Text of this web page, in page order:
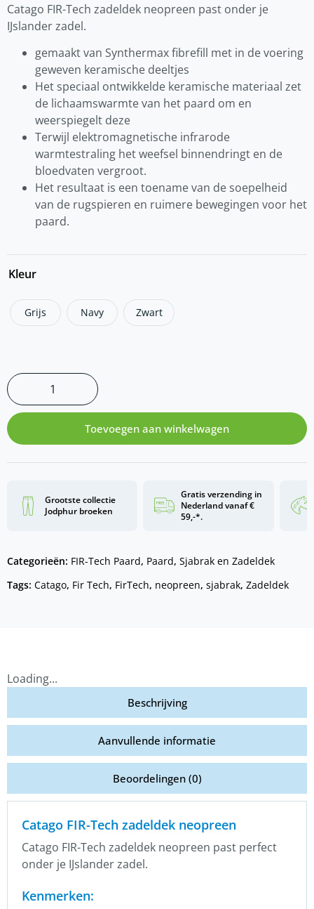
Catago FIR-Tech zadeldek neopreen past onder je
IJslander zadel.
gemaakt van Synthermax fibrefill met in de voering
geweven keramische deeltjes
Het speciaal ontwikkelde keramische materiaal zet
de lichaamswarmte van het paard om en
weerspiegelt deze
Terwijl elektromagnetische infrarode
warmtestraling het weefsel binnendringt en de
bloedvaten vergroot.
Het resultaat is een toename van de soepelheid
van de rugspieren en ruimere bewegingen voor het
paard.
Kleur
Grijs Navy Zwart
Toevoegen aan winkelwagen
Grootste collectie
Jodphur broeken
Gratis verzending in
Nederland vanaf €
59,-*.
Categorieën: FIR-Tech Paard, Paard, Sjabrak en Zadeldek
Tags: Catago, Fir Tech, FirTech, neopreen, sjabrak, Zadeldek
Loading...
Beschrijving
Aanvullende informatie
Beoordelingen (0)
Catago FIR-Tech zadeldek neopreen
Catago FIR-Tech zadeldek neopreen past perfect
onder je IJslander zadel.
Kenmerken: